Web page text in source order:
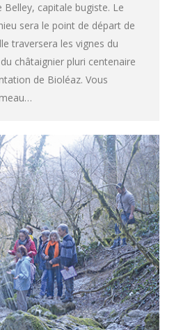
capitale bugiste. Le
sera le point de départ de
traversera les vignes du
châtaignier pluri centenaire
de Bioléaz. Vous